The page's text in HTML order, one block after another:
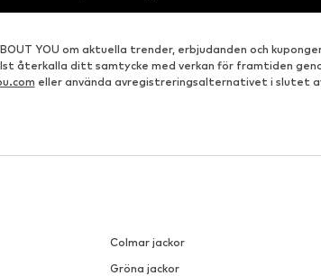
YOU om aktuella trender, erbjudanden och
återkalla ditt samtycke med verkan för framtiden
eller använda avregistreringsalternativet i slutet
Colmar jackor
Gröna jackor